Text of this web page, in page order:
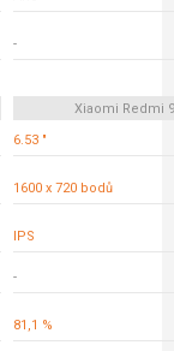
-
Xiaomi Redmi
6.53 "
1600 x 720 bodů
IPS
-
81,1 %